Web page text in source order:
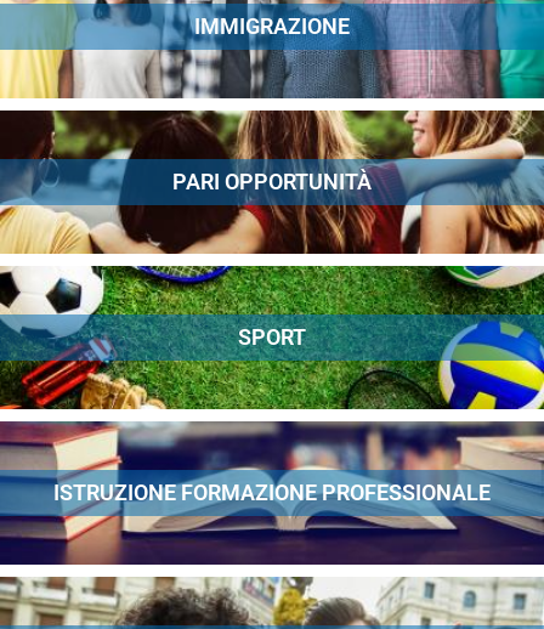
IMMIGRAZIONE
PARI OPPORTUNITÀ
SPORT
ISTRUZIONE FORMAZIONE PROFESSIONALE